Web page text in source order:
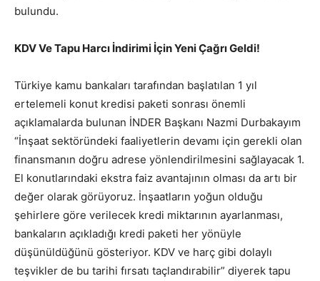
bulundu.
KDV Ve Tapu Harcı İndirimi İçin Yeni Çağrı Geldi!
Türkiye kamu bankaları tarafından başlatılan 1 yıl
ertelemeli konut kredisi paketi sonrası önemli
açıklamalarda bulunan İNDER Başkanı Nazmi Durbakayım
“İnşaat sektöründeki faaliyetlerin devamı için gerekli olan
finansmanın doğru adrese yönlendirilmesini sağlayacak 1.
El konutlarındaki ekstra faiz avantajının olması da artı bir
değer olarak görüyoruz. İnşaatların yoğun olduğu
şehirlere göre verilecek kredi miktarının ayarlanması,
bankaların açıkladığı kredi paketi her yönüyle
düşünüldüğünü gösteriyor. KDV ve harç gibi dolaylı
teşvikler de bu tarihi fırsatı taçlandırabilir” diyerek tapu